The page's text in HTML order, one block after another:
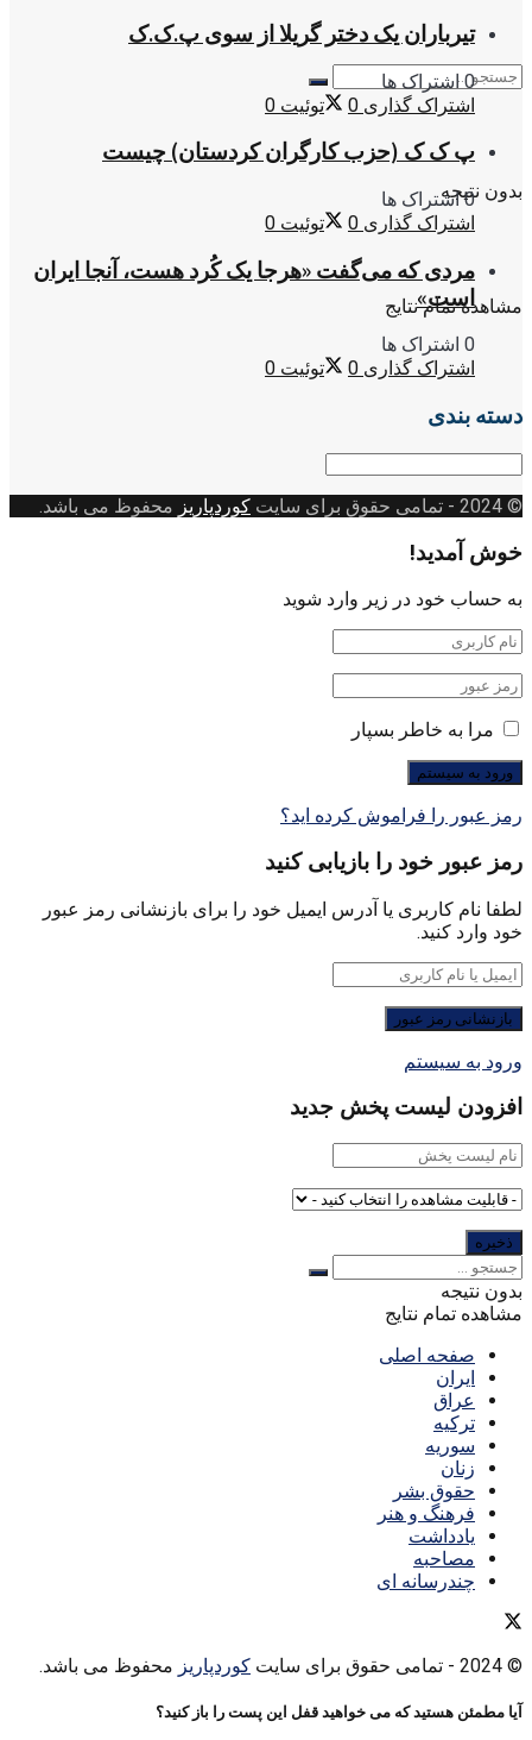
بدون نتیجه
مشاهده تمام نتایج
تیرباران یک دختر گریلا از سوی پ.ک.ک
0 اشتراک ها
اشتراک گذاری 0 توئیت 0
پ ک ک (حزب کارگران کردستان) چیست
0 اشتراک ها
اشتراک گذاری 0 توئیت 0
مردی که می‌گفت «هرجا یک کُرد هست، آنجا ایران
است»
0 اشتراک ها
اشتراک گذاری 0 توئیت 0
دسته بندی
دسته
© 2024
- تمامی حقوق برای سایت کوردپاریز محفوظ می باشد.
خوش آمدید!
به حساب خود در زیر وارد شوید
مرا به خاطر بسپار
رمز عبور را فراموش کرده اید؟
رمز عبور خود را بازیابی کنید
لطفا نام کاربری یا آدرس ایمیل خود را برای بازنشانی رمز عبور
خود وارد کنید.
ورود به سیستم
افزودن لیست پخش جدید
بدون نتیجه
مشاهده تمام نتایج
صفحه اصلی
ایران
عراق
ترکیه
سوریه
زنان
حقوق بشر
فرهنگ و هنر
یادداشت
مصاحبه
چندرسانه ای
© 2024 - تمامی حقوق برای سایت کوردپاریز محفوظ می باشد.
آیا مطمئن هستید که می خواهید قفل این پست را باز کنید؟